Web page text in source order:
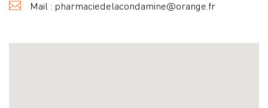
Mail : pharmaciedelacondamine@orange.fr